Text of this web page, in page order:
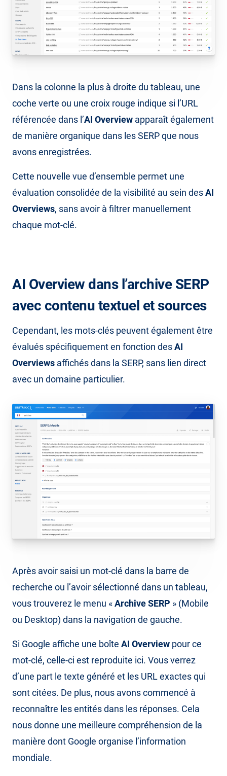
Dans la colonne la plus à droite du tableau, une
coche verte ou une croix rouge indique si l’URL
référencée dans l’AI Overview apparaît également
de manière organique dans les SERP que nous
avons enregistrées.
Cette nouvelle vue d’ensemble permet une
évaluation consolidée de la visibilité au sein desAI
Overviews, sans avoir à filtrer manuellement
chaque mot-clé.
AI Overview dans l’archive SERP
avec contenu textuel et sources
Cependant, les mots-clés peuvent également être
évalués spécifiquement en fonction desAI
Overviews affichés dans la SERP, sans lien direct
avec un domaine particulier.
Après avoir saisi un mot-clé dans la barre de
recherche ou l’avoir sélectionné dans un tableau,
vous trouverez le menu «Archive SERP » (Mobile
ou Desktop) dans la navigation de gauche.
Si Google affiche une boîte AI Overview pour ce
mot-clé, celle-ci est reproduite ici. Vous verrez
d’une part le texte généré et les URL exactes qui
sont citées. De plus, nous avons commencé à
reconnaître les entités dans les réponses. Cela
nous donne une meilleure compréhension de la
manière dont Google organise l’information
mondiale.